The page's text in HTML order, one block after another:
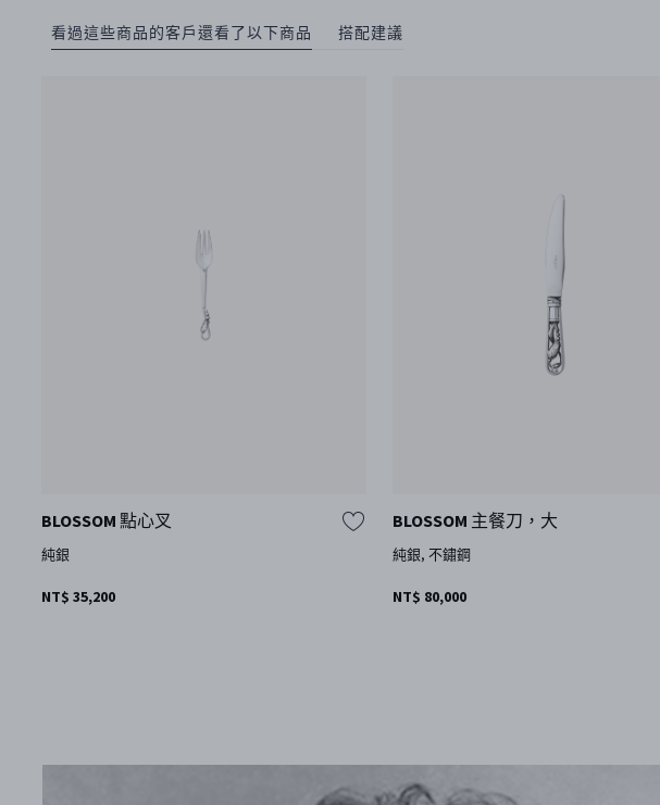
看過這些商品的客戶還看了以下商品 搭配建議
BLOSSOM 點心叉
純銀
NT$ 35,200
BLOSSOM 主餐刀，大
純銀, 不鏽鋼
NT$ 80,000